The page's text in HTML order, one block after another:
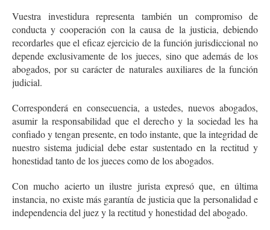
Vuestra investidura representa también un compromiso de
conducta y cooperación con la causa de la justicia, debiendo
recordarles que el eficaz ejercicio de la función jurisdiccional no
depende exclusivamente de los jueces, sino que además de los
abogados, por su carácter de naturales auxiliares de la función
judicial.
Corresponderá en consecuencia, a ustedes, nuevos abogados,
asumir la responsabilidad que el derecho y la sociedad les ha
confiado y tengan presente, en todo instante, que la integridad de
nuestro sistema judicial debe estar sustentado en la rectitud y
honestidad tanto de los jueces como de los abogados.
Con mucho acierto un ilustre jurista expresó que, en última
instancia, no existe más garantía de justicia que la personalidad e
independencia del juez y la rectitud y honestidad del abogado.